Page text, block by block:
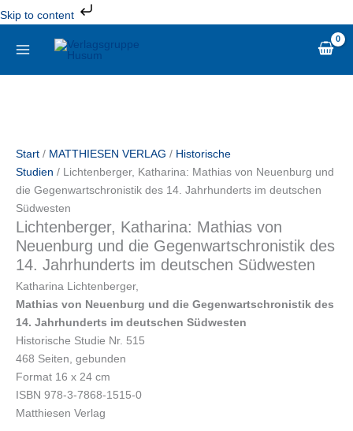
Skip to content
Inhalt
springen
Start / MATTHIESEN VERLAG / Historische
Studien / Lichtenberger, Katharina: Mathias von Neuenburg und
die Gegenwartschronistik des 14. Jahrhunderts im deutschen
Südwesten
Lichtenberger, Katharina: Mathias von
Neuenburg und die Gegenwartschronistik des
14. Jahrhunderts im deutschen Südwesten
Katharina Lichtenberger,
Mathias von Neuenburg und die Gegenwartschronistik des
14. Jahrhunderts im deutschen Südwesten
Historische Studie Nr. 515
468 Seiten, gebunden
Format 16 x 24 cm
ISBN 978-3-7868-1515-0
Matthiesen Verlag
Katharina:
Gegenwartschronistik
des
14.
Jahrhunderts
im
deutschen
Südwesten
Menge